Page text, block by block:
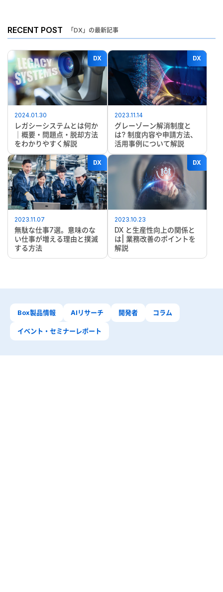
RECENT POST 「DX」の最新記事
DX
2024.01.30
レガシーシステムとは何か
｜概要・問題点・脱却方法
をわかりやすく解説
DX
2023.11.14
グレーゾーン解消制度と
は? 制度内容や申請方法、
活用事例について解説
DX
2023.11.07
無駄な仕事7選。意味のな
い仕事が増える理由と撲滅
する方法
DX
2023.10.23
DX と生産性向上の関係と
は| 業務改善のポイントを
解説
Box製品情報 AIリサーチ 開発者 コラム
イベント・セミナーレポート